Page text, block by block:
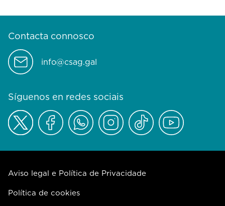
Contacta connosco
info@csag.gal
Síguenos en redes sociais
Aviso legal e Política de Privacidade
Política de cookies